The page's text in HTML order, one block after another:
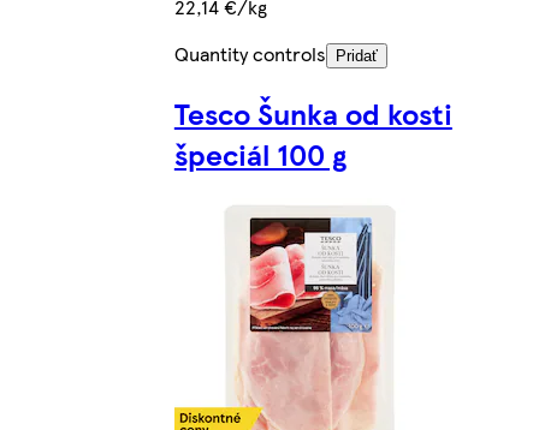
22,14 €/kg
Quantity controls
Pridať
Tesco Šunka od kosti
špeciál 100 g